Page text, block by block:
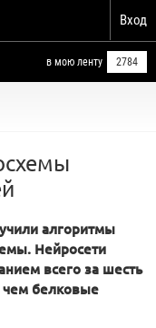
Вход
в мою ленту 2784
алгоритмы
Нейросети
всего за шесть
чем белковые